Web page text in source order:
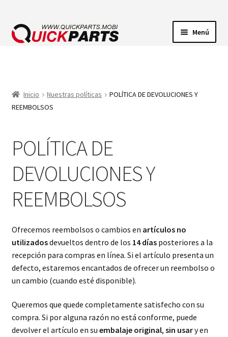
Menú
CLAXONES
Inicio Nuestras políticas
POLÍTICA DE DEVOLUCIONES Y
REEMBOLSOS
POLÍTICA DE
DEVOLUCIONES Y
REEMBOLSOS
Ofrecemos reembolsos o cambios en artículos no
utilizadosdevueltos dentro de los 14 díasposteriores a la
recepción para compras en línea. Si el artículo presenta un
defecto, estaremos encantados de ofrecer un reembolso o
un cambio (cuando esté disponible).
Queremos que quede completamente satisfecho con su
compra. Si por alguna razón no está conforme, puede
devolver el artículo en su embalaje original, sin usary en